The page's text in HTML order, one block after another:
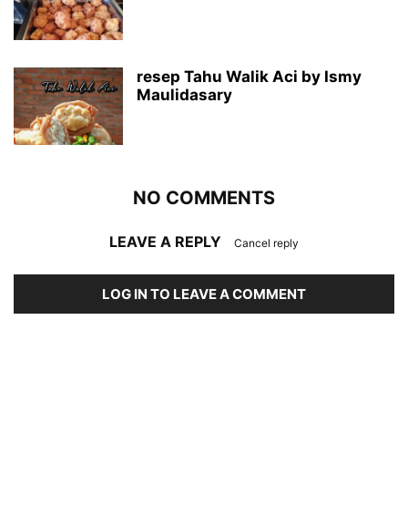
resep Tahu Walik Aci by Ismy
Maulidasary
NO COMMENTS
LEAVE A REPLY Cancel reply
LOG IN TO LEAVE A COMMENT